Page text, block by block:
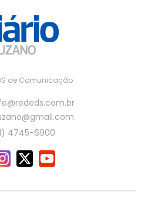
de Comunicação
4745-6900